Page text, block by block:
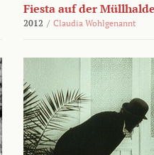
Fiesta auf der Müllhalde
2012 / Claudia Wohlgenannt